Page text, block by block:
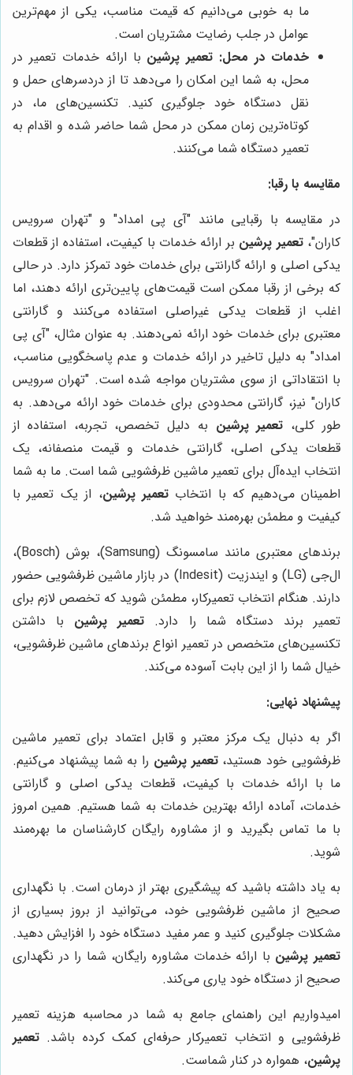
ما به خوبی می‌دانیم که قیمت مناسب، یکی از مهم‌ترین
عوامل در جلب رضایت مشتریان است.
خدمات در محل: تعمیر پرشین با ارائه خدمات تعمیر در
محل، به شما این امکان را می‌دهد تا از دردسرهای حمل و
نقل دستگاه خود جلوگیری کنید. تکنسین‌های ما، در
کوتاه‌ترین زمان ممکن در محل شما حاضر شده و اقدام به
تعمیر دستگاه شما می‌کنند.
مقایسه با رقبا:
در مقایسه با رقبایی مانند "آی پی امداد" و "تهران سرویس
کاران"،تعمیر پرشین بر ارائه خدمات با کیفیت، استفاده از قطعات
یدکی اصلی و ارائه گارانتی برای خدمات خود تمرکز دارد. در حالی
که برخی از رقبا ممکن است قیمت‌های پایین‌تری ارائه دهند، اما
اغلب از قطعات یدکی غیراصلی استفاده می‌کنند و گارانتی
معتبری برای خدمات خود ارائه نمی‌دهند. به عنوان مثال، "آی پی
امداد" به دلیل تاخیر در ارائه خدمات و عدم پاسخگویی مناسب،
با انتقاداتی از سوی مشتریان مواجه شده است. "تهران سرویس
کاران" نیز، گارانتی محدودی برای خدمات خود ارائه می‌دهد. به
طور کلی، تعمیر پرشین به دلیل تخصص، تجربه، استفاده از
قطعات یدکی اصلی، گارانتی خدمات و قیمت منصفانه، یک
انتخاب ایده‌آل برای تعمیر ماشین ظرفشویی شما است. ما به شما
اطمینان می‌دهیم که با انتخاب تعمیر پرشین، از یک تعمیر با
کیفیت و مطمئن بهره‌مند خواهید شد.
برندهای معتبری مانند سامسونگ (Samsung)، بوش (Bosch)،
ال‌جی (LG) و ایندزیت (Indesit) در بازار ماشین ظرفشویی حضور
دارند. هنگام انتخاب تعمیرکار، مطمئن شوید که تخصص لازم برای
تعمیر برند دستگاه شما را دارد. تعمیر پرشین با داشتن
تکنسین‌های متخصص در تعمیر انواع برندهای ماشین ظرفشویی،
خیال شما را از این بابت آسوده می‌کند.
پیشنهاد نهایی:
اگر به دنبال یک مرکز معتبر و قابل اعتماد برای تعمیر ماشین
ظرفشویی خود هستید،تعمیر پرشین را به شما پیشنهاد می‌کنیم.
ما با ارائه خدمات با کیفیت، قطعات یدکی اصلی و گارانتی
خدمات، آماده ارائه بهترین خدمات به شما هستیم. همین امروز
با ما تماس بگیرید و از مشاوره رایگان کارشناسان ما بهره‌مند
شوید.
به یاد داشته باشید که پیشگیری بهتر از درمان است. با نگهداری
صحیح از ماشین ظرفشویی خود، می‌توانید از بروز بسیاری از
مشکلات جلوگیری کنید و عمر مفید دستگاه خود را افزایش دهید.
تعمیر پرشین با ارائه خدمات مشاوره رایگان، شما را در نگهداری
صحیح از دستگاه خود یاری می‌کند.
امیدواریم این راهنمای جامع به شما در محاسبه هزینه تعمیر
ظرفشویی و انتخاب تعمیرکار حرفه‌ای کمک کرده باشد. تعمیر
پرشین، همواره در کنار شماست.